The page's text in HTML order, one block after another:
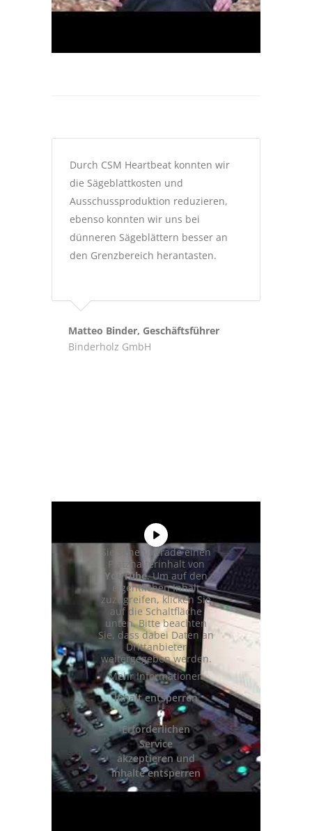
Durch CSM Heartbeat konnten wir
die Sägeblattkosten und
Ausschussproduktion reduzieren,
ebenso konnten wir uns bei
dünneren Sägeblättern besser an
den Grenzbereich herantasten.­­
Matteo Binder, Geschäftsführer
Binderholz GmbH
Sie sehen gerade einen
Platzhalterinhalt von
YouTube. Um auf den
eigentlichen Inhalt
zuzugreifen, klicken Sie
auf die Schaltfläche
unten. Bitte beachten
Sie, dass dabei Daten an
Drittanbieter
weitergegeben werden.
Mehr Informationen
Inhalt entsperren
Erforderlichen
Service
akzeptieren und
Inhalte entsperren